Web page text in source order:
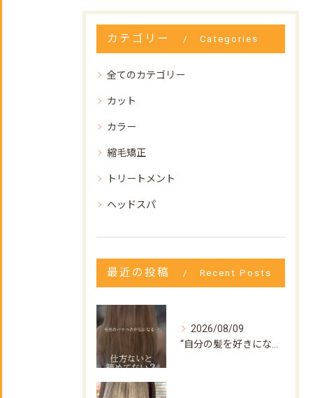
カテゴリー Categories
全てのカテゴリー
カット
カラー
縮毛矯正
トリートメント
ヘッドスパ
最近の投稿 Recent Posts
2026/08/09